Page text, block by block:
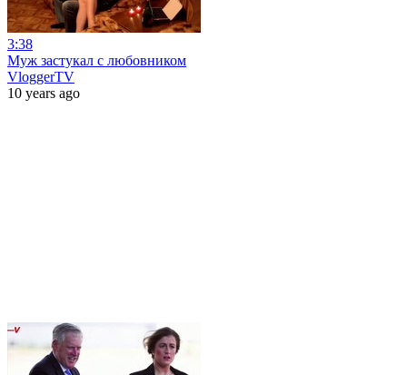
3:38
Муж застукал с любовником
VloggerTV
10 years ago